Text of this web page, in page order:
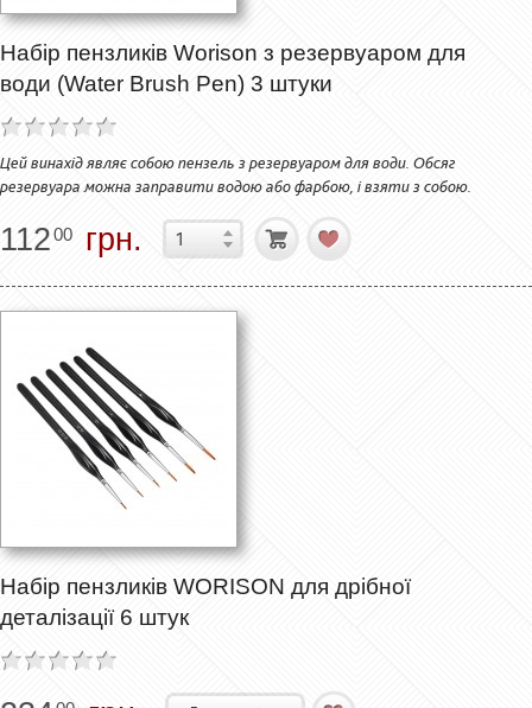
Набір пензликів Worison з резервуаром для
води (Water Brush Pen) 3 штуки
Цей винахід являє собою пензель з резервуаром для води. Обсяг
резервуара можна заправити водою або фарбою, і взяти з собою.
11200 грн.
Набір пензликів WORISON для дрібної
деталізації 6 штук